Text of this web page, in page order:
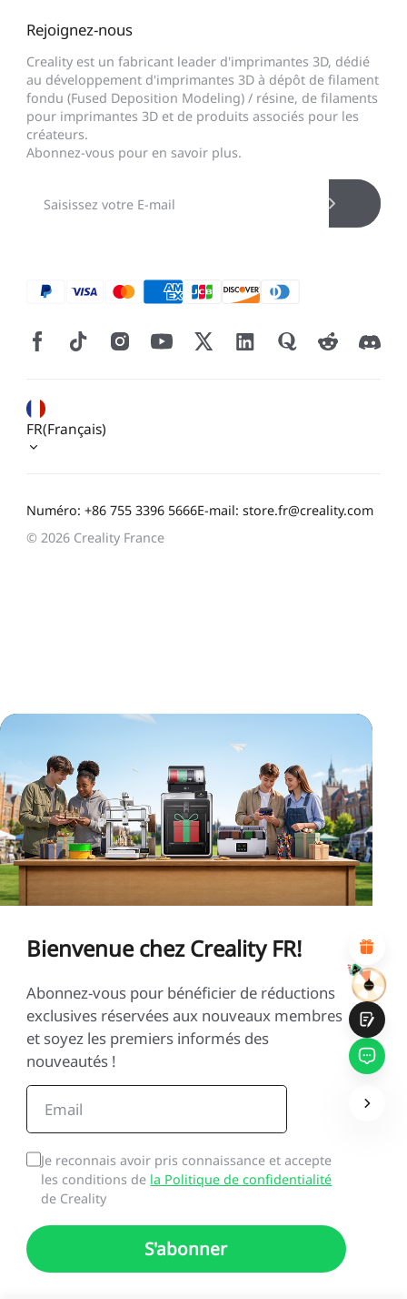
CALIFIQUE VOTRE NIVEAU DE SATISFACTION
AVEC CETTE PAGE:
INSATISFAIT
SATISFAIT
1
2 3 4 6 7 8 9 10
*RAISON DE VOTRE SATISFACTION
Contenu abondant
Chargement rapide de la page
Rejoignez-nous
Creality est un fabricant leader d'imprimantes 3D, dédié
au développement d'imprimantes 3D à dépôt de filament
fondu (Fused Deposition Modeling) / résine, de filaments
pour imprimantes 3D et de produits associés pour les
créateurs.
Abonnez-vous pour en savoir plus.
Numéro: +86 755 3396 5666E-mail: store.fr@creality.com
FR(Français)
© 2026 Creality France
Bienvenue chez Creality FR!
Abonnez-vous pour bénéficier de réductions
exclusives réservées aux nouveaux membres
et soyez les premiers informés des
nouveautés !
Je reconnais avoir pris connaissance et accepte
les conditions de la Politique de confidentialité
de Creality
S'abonner